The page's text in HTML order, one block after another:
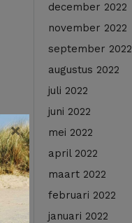
december 2022
november 2022
september 2022
augustus 2022
juli 2022
juni 2022
mei 2022
april 2022
maart 2022
februari 2022
januari 2022
×